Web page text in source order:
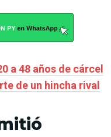
a 48 años de cárcel
de un hincha rival